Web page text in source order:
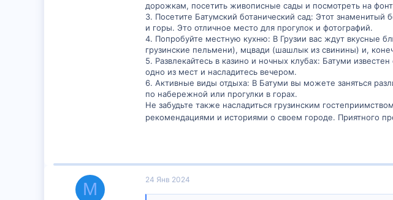
дорожкам, посетить живописные сады и посмотреть на
3. Посетите Батумский ботанический сад: Этот
и горы. Это отличное место для прогулок и фотографий.
4. Попробуйте местную кухню: В Грузии вас ждут вкусные
грузинские пельмени), мцвади (шашлык из свинины) и,
5. Развлекайтесь в казино и ночных клубах: Батуми
одно из мест и насладитесь вечером.
6. Активные виды отдыха: В Батуми вы можете заняться
по набережной или прогулки в горах.
Не забудьте также насладиться грузинским
рекомендациями и историями о своем городе. Приятного
М 24 Янв 2024